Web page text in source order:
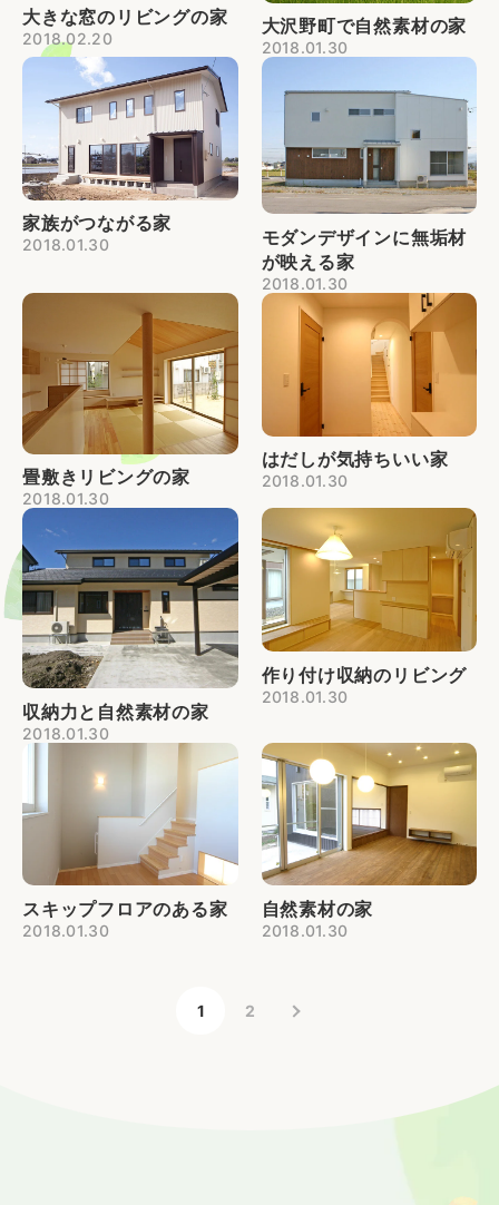
大きな窓のリビングの家
2018.02.20
大沢野町で自然素材の家
2018.01.30
家族がつながる家
2018.01.30
モダンデザインに無垢材
が映える家
2018.01.30
畳敷きリビングの家
2018.01.30
はだしが気持ちいい家
2018.01.30
収納力と自然素材の家
2018.01.30
作り付け収納のリビング
2018.01.30
スキップフロアのある家
2018.01.30
自然素材の家
2018.01.30
1 2